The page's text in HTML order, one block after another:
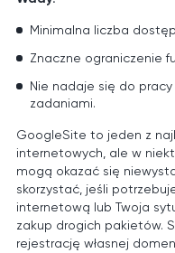
Minimalna liczba
Znaczne ograniczenie
Nie nadaje się do
zadaniami.
GoogleSite to jeden z
internetowych, ale w
mogą okazać się
skorzystać, jeśli
internetową lub Twoja
zakup drogich pakietów.
rejestrację własnej